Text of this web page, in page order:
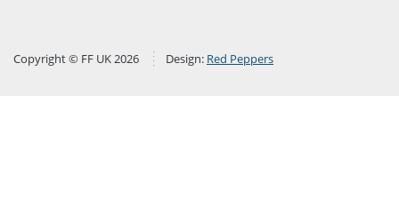
Copyright © FF UK 2026 Design: Red Peppers